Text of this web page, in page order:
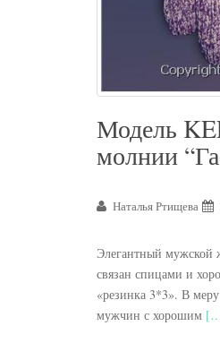
Модель
молнии
Наталья Ртищева
Элегантный мужской
связан спицами и
«резинка 3*3». В
мужчин с хорошим